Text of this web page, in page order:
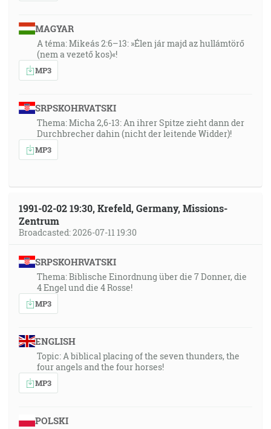
MAGYAR
A téma: Mikeás 2:6–13: »Élen jár majd az hullámtörő
(nem a vezető kos)«!
MP3
SRPSKOHRVATSKI
Thema: Micha 2,6-13: An ihrer Spitze zieht dann der
Durchbrecher dahin (nicht der leitende Widder)!
MP3
1991-02-02 19:30, Krefeld, Germany, Missions-
Zentrum
Broadcasted: 2026-07-11 19:30
SRPSKOHRVATSKI
Thema: Biblische Einordnung über die 7 Donner, die
4 Engel und die 4 Rosse!
MP3
ENGLISH
Topic: A biblical placing of the seven thunders, the
four angels and the four horses!
MP3
POLSKI